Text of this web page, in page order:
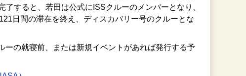
すると、若田は公式にISSクルーのメンバーとなり、
日間の滞在を終え、ディスカバリー号のクルーとな
ーの就寝前、または新規イベントがあれば発行する予